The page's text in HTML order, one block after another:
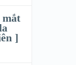
mắt
]